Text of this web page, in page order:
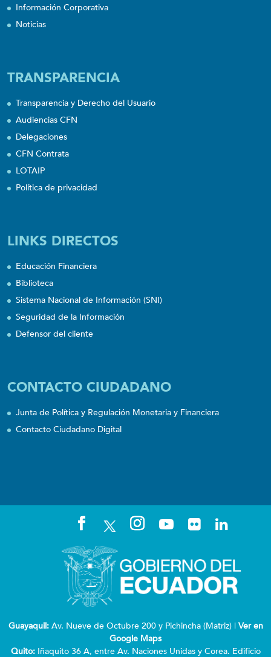
Información Corporativa
Noticias
TRANSPARENCIA
Transparencia y Derecho del Usuario
Audiencias CFN
Delegaciones
CFN Contrata
LOTAIP
Política de privacidad
LINKS DIRECTOS
Educación Financiera
Biblioteca
Sistema Nacional de Información (SNI)
Seguridad de la Información
Defensor del cliente
CONTACTO CIUDADANO
Junta de Política y Regulación Monetaria y Financiera
Contacto Ciudadano Digital
Guayaquil:Av. Nueve de Octubre 200 y Pichincha (Matriz) | Ver en
Google Maps
Quito: Iñaquito 36 A, entre Av. Naciones Unidas y Corea. Edificio